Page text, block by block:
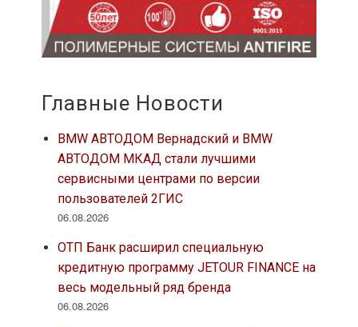
Главные Новости
BMW АВТОДОМ Вернадский и BMW
АВТОДОМ МКАД стали лучшими
сервисными центрами по версии
пользователей 2ГИС
06.08.2026
ОТП Банк расширил специальную
кредитную программу JETOUR FINANCE на
весь модельный ряд бренда
06.08.2026